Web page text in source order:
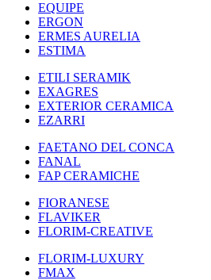
EQUIPE
ERGON
ERMES AURELIA
ESTIMA
ETILI SERAMIK
EXAGRES
EXTERIOR CERAMICA
EZARRI
FAETANO DEL CONCA
FANAL
FAP CERAMICHE
FIORANESE
FLAVIKER
FLORIM-CREATIVE
FLORIM-LUXURY
FMAX